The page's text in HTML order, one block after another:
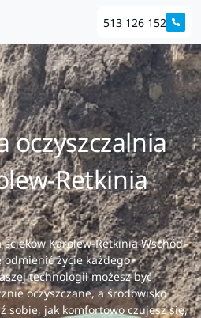
513 126 152
oczyszczalnia
Retkinia
ścieków Karolew-Retkinia Wschód
życie każdego
technologii możesz być
oczyszczane, a środowisko
sobie, jak komfortowo czujesz się,